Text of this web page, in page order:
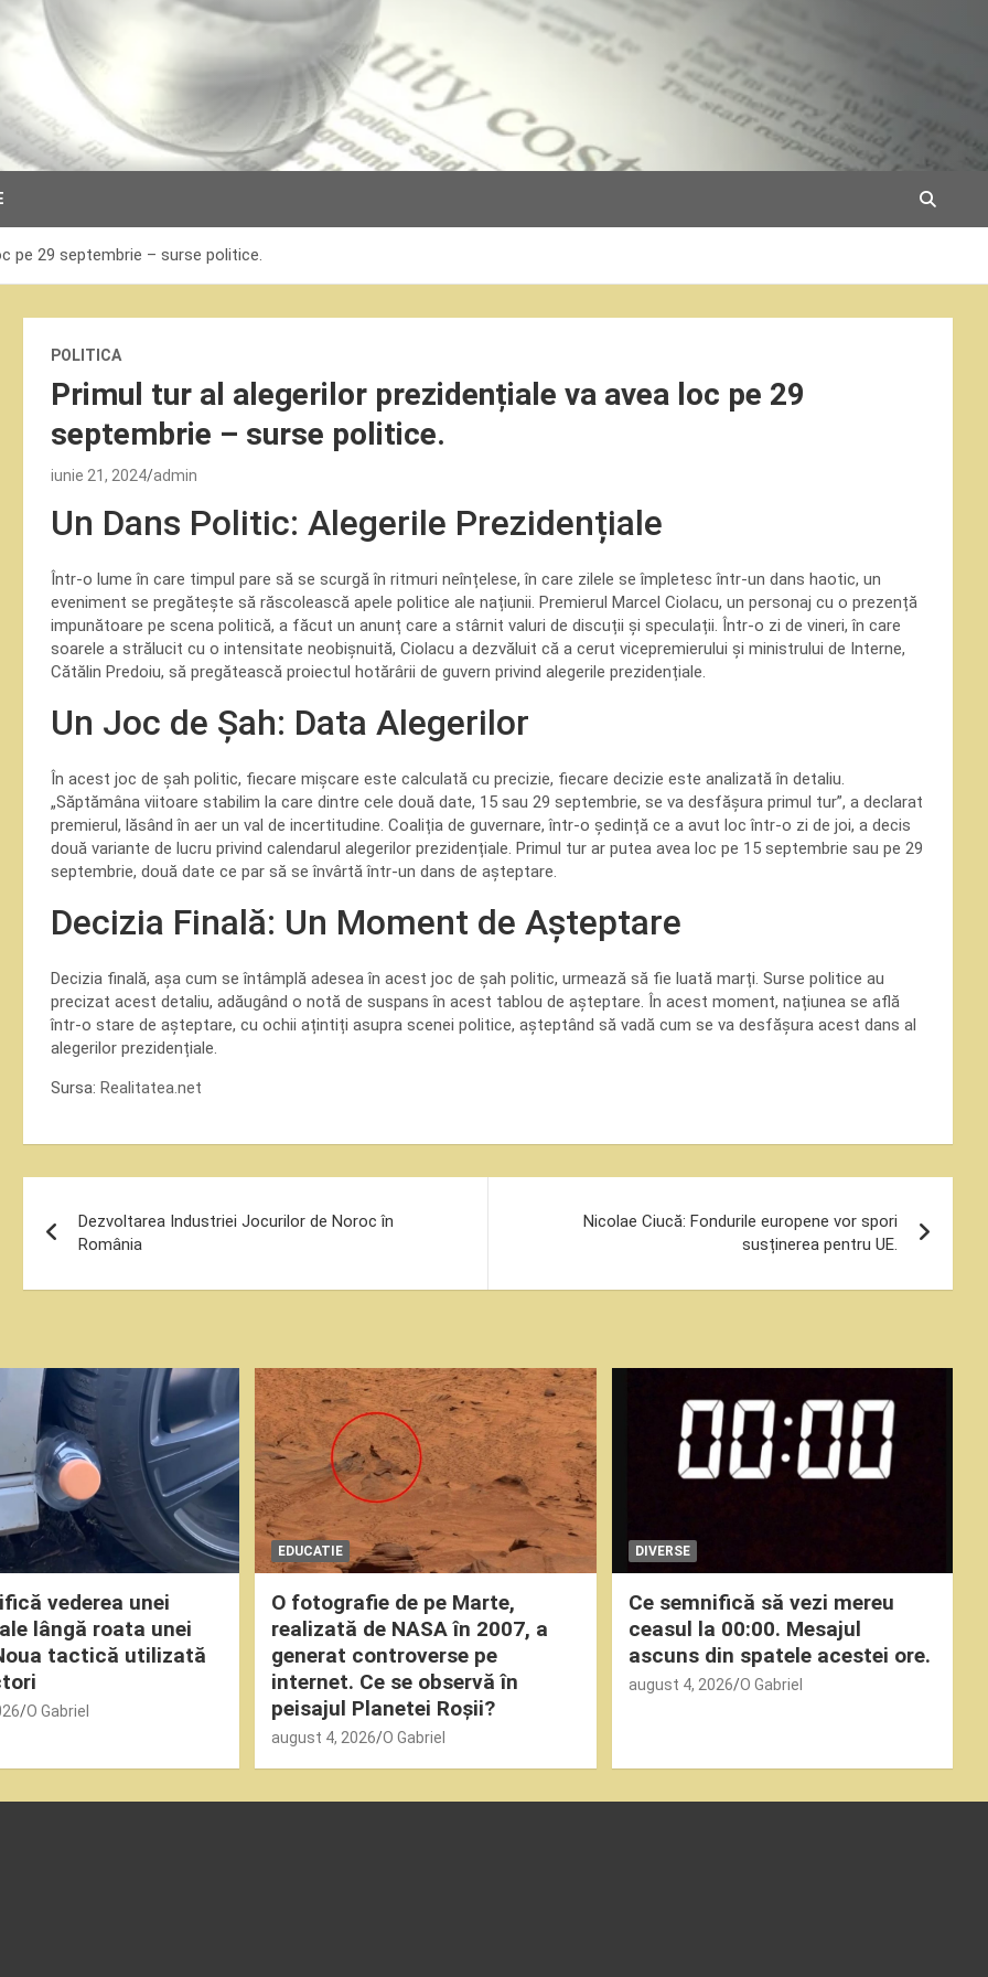
pe 29 septembrie – surse politice.
POLITICA
Primul tur al alegerilor prezidențiale va avea loc pe 29
septembrie – surse politice.
iunie 21, 2024 admin
Un Dans Politic: Alegerile Prezidențiale
Într-o lume în care timpul pare să se scurgă în ritmuri neînțelese, în care zilele se împletesc într-un dans haotic, un
eveniment se pregătește să răscolească apele politice ale națiunii. Premierul Marcel Ciolacu, un personaj cu o prezență
impunătoare pe scena politică, a făcut un anunț care a stârnit valuri de discuții și speculații. Într-o zi de vineri, în care
soarele a strălucit cu o intensitate neobișnuită, Ciolacu a dezvăluit că a cerut vicepremierului și ministrului de Interne,
Cătălin Predoiu, să pregătească proiectul hotărârii de guvern privind alegerile prezidențiale.
Un Joc de Șah: Data Alegerilor
În acest joc de șah politic, fiecare mișcare este calculată cu precizie, fiecare decizie este analizată în detaliu.
„Săptămâna viitoare stabilim la care dintre cele două date, 15 sau 29 septembrie, se va desfășura primul tur”, a declarat
premierul, lăsând în aer un val de incertitudine. Coaliția de guvernare, într-o ședință ce a avut loc într-o zi de joi, a decis
două variante de lucru privind calendarul alegerilor prezidențiale. Primul tur ar putea avea loc pe 15 septembrie sau pe 29
septembrie, două date ce par să se învârtă într-un dans de așteptare.
Decizia Finală: Un Moment de Așteptare
Decizia finală, așa cum se întâmplă adesea în acest joc de șah politic, urmează să fie luată marți. Surse politice au
precizat acest detaliu, adăugând o notă de suspans în acest tablou de așteptare. În acest moment, națiunea se află
într-o stare de așteptare, cu ochii ațintiți asupra scenei politice, așteptând să vadă cum se va desfășura acest dans al
alegerilor prezidențiale.
Sursa: Realitatea.net
în
articole
Dezvoltarea Industriei Jocurilor de Noroc în
România
Nicolae Ciucă: Fondurile europene vor spori
susținerea pentru UE.
vederea unei
lângă roata unei
tactică utilizată
O Gabriel
EDUCATIE
O fotografie de pe Marte,
realizată de NASA în 2007, a
generat controverse pe
internet. Ce se observă în
peisajul Planetei Roșii?
august 4, 2026 O Gabriel
DIVERSE
Ce semnifică să vezi mereu
ceasul la 00:00. Mesajul
ascuns din spatele acestei ore.
august 4, 2026 O Gabriel